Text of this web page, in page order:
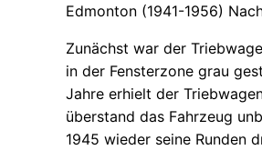
Edmonton (1941-1956)
Zunächst war der
in der Fensterzone grau
Jahre erhielt der
überstand das Fahrzeug
1945 wieder seine Runden